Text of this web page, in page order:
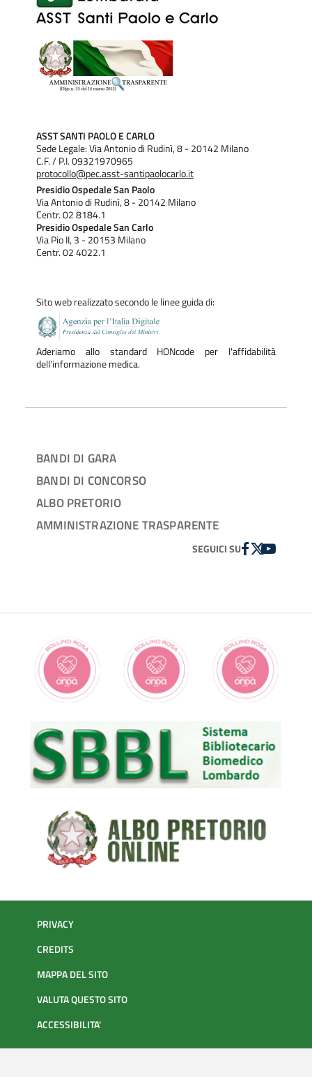
ASST SANTI PAOLO E CARLO
Sede Legale: Via Antonio di Rudinì, 8 - 20142 Milano
C.F. / P.I. 09321970965
protocollo@pec.asst-santipaolocarlo.it
Presidio Ospedale San Paolo
Via Antonio di Rudinì, 8 - 20142 Milano
Centr. 02 8184.1
Presidio Ospedale San Carlo
Via Pio II, 3 - 20153 Milano
Centr. 02 4022.1
Sito web realizzato secondo le linee guida di:
Aderiamo allo standard HONcode per l'affidabilità
dell'informazione medica.
BANDI DI GARA
BANDI DI CONCORSO
ALBO PRETORIO
AMMINISTRAZIONE TRASPARENTE
SEGUICI SUFACEBOOK
TWITTER
YOUTUBE
PRIVACY
CREDITS
MAPPA DEL SITO
VALUTA QUESTO SITO
ACCESSIBILITA'